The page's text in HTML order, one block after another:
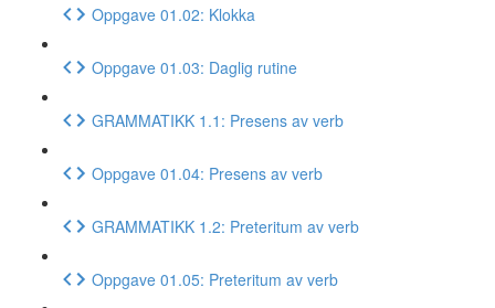
Oppgave 01.02: Klokka
Oppgave 01.03: Daglig rutine
GRAMMATIKK 1.1: Presens av verb
Oppgave 01.04: Presens av verb
GRAMMATIKK 1.2: Preteritum av verb
Oppgave 01.05: Preteritum av verb